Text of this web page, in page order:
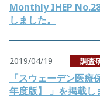
Monthly IHEP
しました。
2019/04/19 調査
「スウェーデン医
年度版】 」を掲載し